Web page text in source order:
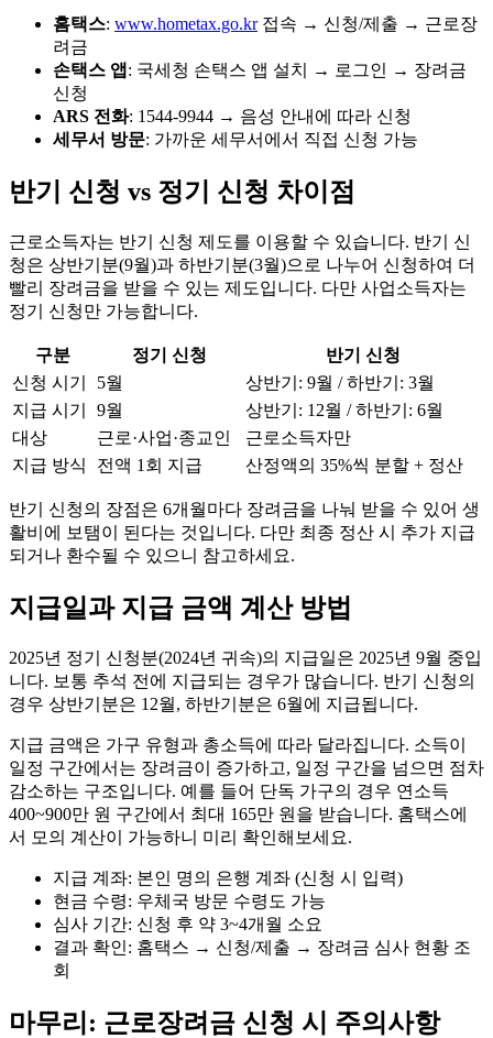
홈택스: www.hometax.go.kr접속 → 신청/제출 → 근로장
려금
손택스 앱 : 국세청 손택스 앱 설치 → 로그인 → 장려금
신청
ARS 전화: 1544-9944 → 음성 안내에 따라 신청
세무서 방문: 가까운 세무서에서 직접 신청 가능
반기 신청 vs 정기 신청 차이점
근로소득자는 반기 신청 제도를 이용할 수 있습니다. 반기 신
청은 상반기분(9월)과 하반기분(3월)으로 나누어 신청하여 더
빨리 장려금을 받을 수 있는 제도입니다. 다만 사업소득자는
정기 신청만 가능합니다.
구분 정기 신청
반기 신청
신청 시기
5월
상반기: 9월 / 하반기: 3월
지급 시기
9월
상반기: 12월 / 하반기: 6월
대상
근로·사업·종교인
근로소득자만
지급 방식
전액 1회 지급 산정액의 35%씩 분할 + 정산
반기 신청의 장점은 6개월마다 장려금을 나눠 받을 수 있어 생
활비에 보탬이 된다는 것입니다. 다만 최종 정산 시 추가 지급
되거나 환수될 수 있으니 참고하세요.
지급일과 지급 금액 계산 방법
2025년 정기 신청분(2024년 귀속)의 지급일은 2025년 9월 중입
니다. 보통 추석 전에 지급되는 경우가 많습니다. 반기 신청의
경우 상반기분은 12월, 하반기분은 6월에 지급됩니다.
지급 금액은 가구 유형과 총소득에 따라 달라집니다. 소득이
일정 구간에서는 장려금이 증가하고, 일정 구간을 넘으면 점차
감소하는 구조입니다. 예를 들어 단독 가구의 경우 연소득
400~900만 원 구간에서 최대 165만 원을 받습니다. 홈택스에
서 모의 계산이 가능하니 미리 확인해보세요.
지급 계좌: 본인 명의 은행 계좌 (신청 시 입력)
현금 수령: 우체국 방문 수령도 가능
심사 기간: 신청 후 약 3~4개월 소요
결과 확인: 홈택스 → 신청/제출 → 장려금 심사 현황 조
회
마무리: 근로장려금 신청 시 주의사항